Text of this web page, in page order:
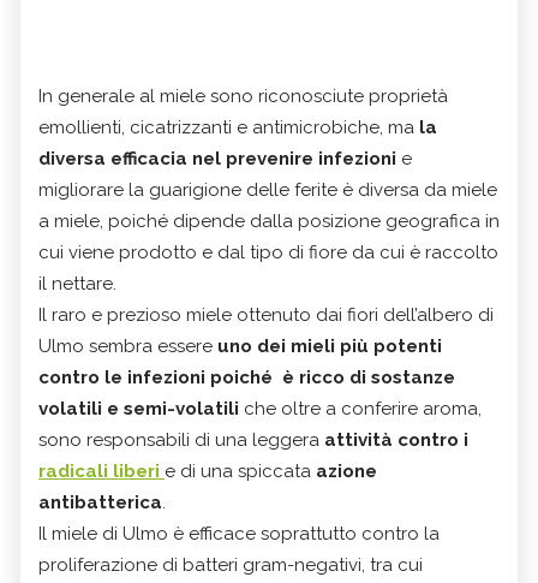
In generale al miele sono riconosciute proprietà
emollienti, cicatrizzanti e antimicrobiche, ma la
diversa efficacia nel prevenire infezioni e
migliorare la guarigione delle ferite è diversa da miele
a miele, poiché dipende dalla posizione geografica in
cui viene prodotto e dal tipo di fiore da cui è raccolto
il nettare.
Il raro e prezioso miele ottenuto dai fiori dell’albero di
Ulmo sembra essere uno dei mieli più potenti
contro le infezioni poiché è ricco di sostanze
volatili e semi-volatili che oltre a conferire aroma,
sono responsabili di una leggera attività contro i
radicali liberi e di una spiccata azione
antibatterica.
Il miele di Ulmo è efficace soprattutto contro la
proliferazione di batteri gram-negativi, tra cui